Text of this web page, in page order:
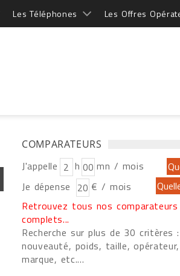
Les Téléphones Les Offres
COMPARATEURS
J'appelle h
mn / mois
Je dépense
€ / mois
Retrouvez tous nos comparateurs
complets...
Recherche sur plus de 30 critères
nouveauté, poids, taille, opérateur,
marque, etc....